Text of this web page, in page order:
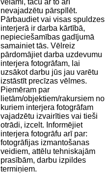
vēlami, taču ar to arī
nevajadzētu pārspīlēt.
Pārbaudiet vai visas spuldzes
interjerā ir darba kārtībā,
nepieciešamības gadījumā
samainiet tās. Vēlreiz
pārdomājiet darba uzdevumu
interjera fotogrāfam, lai
uzsākot darbu jūs jau varētu
izstāstīt precīzas vēlmes.
Piemēram par
lietām/objektiem/rakursiem no
kuriem interjera fotogrāfam
vajadzētu izvairīties vai tieši
otrādi, izcelt. Informējiet
interjera fotogrāfu arī par:
fotogrāfijas izmantošanas
veidiem, attēlu tehniskajām
prasībām, darbu izpildes
termiņiem.